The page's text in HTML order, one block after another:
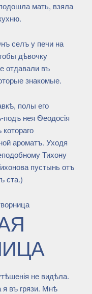
мать, взяла
селъ у печи на
дѣвочку
отдавали въ
знакомые.
полы его
нея Ѳеодосія
ароматъ. Уходя
Тихону
пустынь отъ
ста.)
не видѣла.
въ грязи. Мнѣ